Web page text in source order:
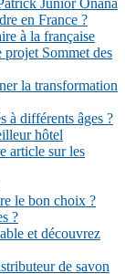
Junior Onana
en France ?
à la française
projet Sommet des
la transformation
à différents âges ?
hôtel
article sur les
le bon choix ?
?
et découvrez
de savon